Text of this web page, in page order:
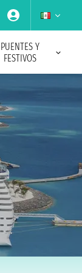
PUENTES Y
FESTIVOS